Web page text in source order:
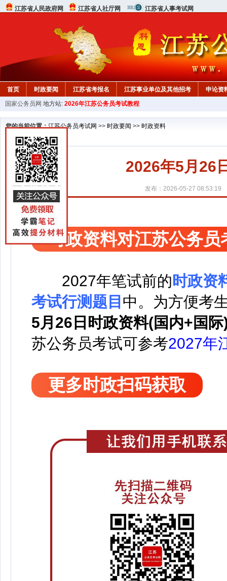
江苏省人民政府网 江苏省人社厅网 江苏省人事考试网
首页 时政要闻 江苏省考报名 江苏事业单位及其他招考
申论资
国家公务员网 地方站: 2026年江苏公务员考试教程
您的当前位置：江苏公务员考试网 >> 时政要闻 >> 时政资料
2026年5月26
发布：2026-05-27 08:53:19
时政资料对江苏公务员
2027年笔试前的 时政资
考试行测题目 中。 为方便考
5月26日时政资料(国内+国际
苏公务员考试可参考2027年
更多时政扫码获取